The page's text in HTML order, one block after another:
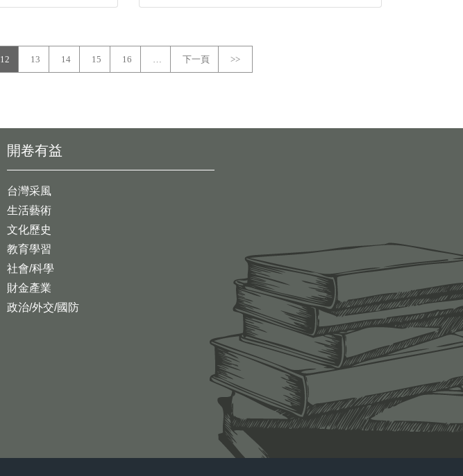
12 13 14 15 16 … 下一頁 >>
開卷有益
台灣采風
生活藝術
文化歷史
教育學習
社會/科學
財金產業
政治/外交/國防